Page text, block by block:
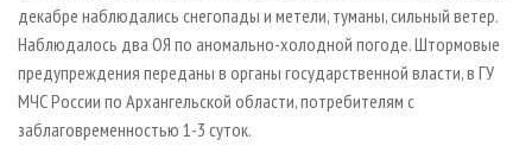
декабре наблюдались снегопады и метели, туманы, сильный ветер.
Наблюдалось два ОЯ по аномально-холодной погоде. Штормовые
предупреждения переданы в органы государственной власти, в ГУ
МЧС России по Архангельской области, потребителям с
заблаговременностью 1-3 суток.